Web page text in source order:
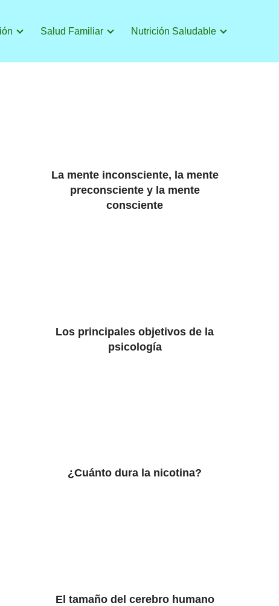
Salud Familiar Nutrición Saludable
La mente inconsciente, la mente
preconsciente y la mente
consciente
Los principales objetivos de la
psicología
¿Cuánto dura la nicotina?
El tamaño del cerebro humano